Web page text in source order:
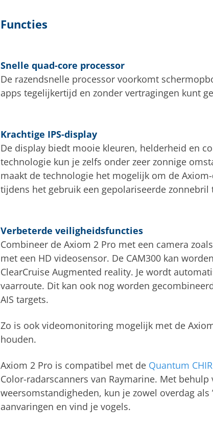
Functies
Snelle quad-core processor
De razendsnelle processor voorkomt
apps tegelijkertijd en zonder vertragingen kunt
Krachtige IPS-display
De display biedt mooie kleuren, helderheid en
technologie kun je zelfs onder zeer zonnige
maakt de technologie het mogelijk om de
tijdens het gebruik een gepolariseerde zonnebril
Verbeterde veiligheidsfuncties
Combineer de Axiom 2 Pro met een camera
met een HD videosensor. De CAM300 kan
ClearCruise Augmented reality. Je wordt
vaarroute. Dit kan ook nog worden
AIS targets.
Zo is ook videomonitoring mogelijk met de
houden.
Axiom 2 Pro is compatibel met de Quantum
Color-radarscanners van Raymarine. Met
weersomstandigheden, kun je zowel overdag
aanvaringen en vind je vogels.